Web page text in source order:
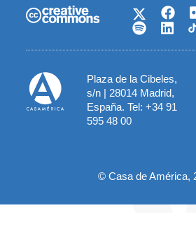
Plaza de la Cibeles,
s/n | 28014 Madrid,
España. Tel: +34 91
595 48 00
© Casa de América,